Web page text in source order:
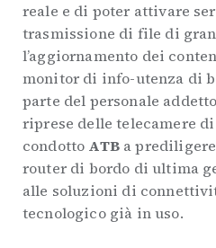
reale e di poter attivare
trasmissione di file di
l’aggiornamento dei
monitor di info-utenza di
parte del personale
riprese delle telecamere
condotto ATBa
router di bordo di ultima
alle soluzioni di
tecnologico già in uso.